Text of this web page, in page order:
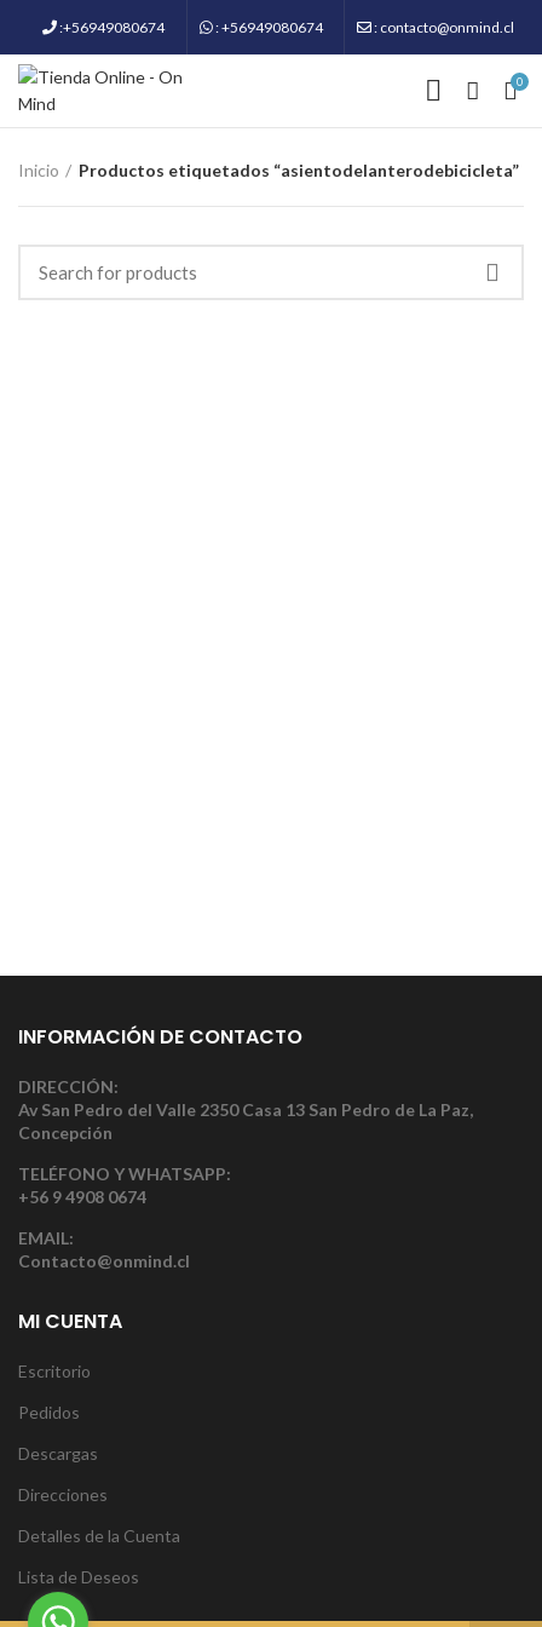
:+56949080674 : +56949080674 : contacto@onmind.cl
0
Inicio Productos etiquetados “asientodelanterodebicicleta”
INFORMACIÓN DE CONTACTO
DIRECCIÓN:
Av San Pedro del Valle 2350 Casa 13 San Pedro de La Paz,
Concepción
TELÉFONO Y WHATSAPP:
+56 9 4908 0674
EMAIL:
Contacto@onmind.cl
MI CUENTA
Escritorio
Pedidos
Descargas
Direcciones
Detalles de la Cuenta
Lista de Deseos